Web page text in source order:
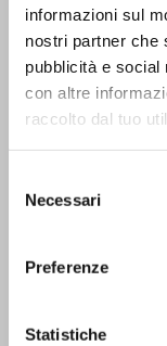
informazioni sul
nostri partner che
pubblicità e social
con altre
raccolto dal tuo
delNecessari
Preferenze
Statistiche